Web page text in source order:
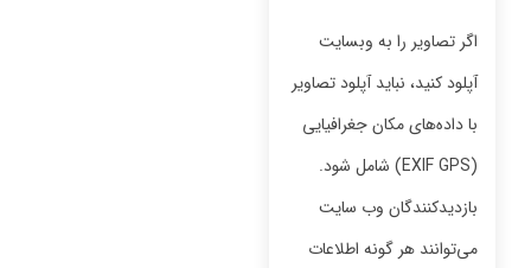
اگر تصاویر را به وبسایت
آپلود کنید، نباید آپلود تصاویر
با داده‌های مکان جغرافیایی
(EXIF GPS) شامل شود.
بازدیدکنندگان وب سایت
می‌توانند هر گونه اطلاعات